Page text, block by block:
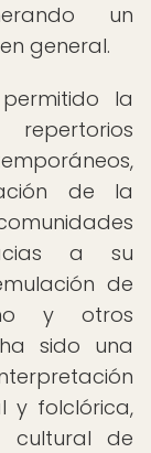
un
general.
la
de la
a su
de
y otros
sido una
y folclórica,
cultural de